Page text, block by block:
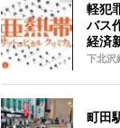
軽犯
バス
経済
下北沢
町田